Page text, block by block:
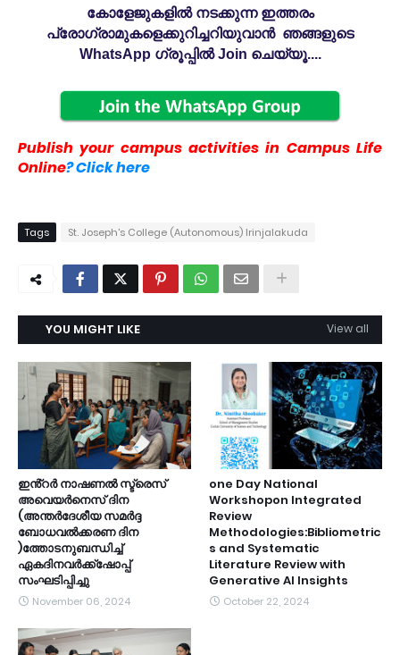
കോളേജുകളിൽ നടക്കുന്ന ഇത്തരം
പ്രോഗ്രാമുകളെക്കുറിച്ചറിയുവാൻ ഞങ്ങളുടെ
WhatsApp ഗ്രൂപ്പിൽ Join ചെയ്യൂ....
Publish your campus activities in Campus Life
Online? Click here
Tags St. Joseph's College (Autonomous) Irinjalakuda
YOU MIGHT LIKE View all
ഇൻ്റർ നാഷണൽ സ്ട്രെസ്
അവെയർനെസ് ദിന
(അന്തർദേശീയ സമർദ്ദ
ബോധവൽക്കരണ ദിന
)ത്തോടനുബന്ധിച്ച്
ഏകദിനവർക്ക്ഷോപ്പ്
സംഘടിപ്പിച്ചു
November 06, 2024
one Day National
Workshopon Integrated
Review
Methodologies:Bibliometric
s and Systematic
Literature Review with
Generative AI Insights
October 22, 2024